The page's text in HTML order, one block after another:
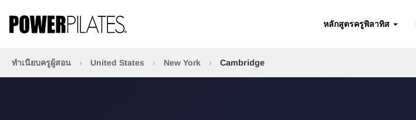
หลักสูตรครูพิลาทิส
ทำเนียบครูผู้สอน › United States › New York › Cambridge